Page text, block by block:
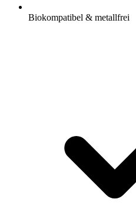
Biokompatibel & metallfrei